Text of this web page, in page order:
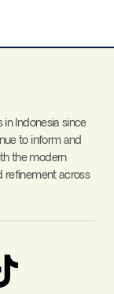
Indonesia since
to inform and
the modern
refinement across